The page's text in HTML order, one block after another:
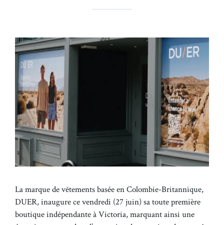
La marque de vêtements basée en Colombie-Britannique,
DUER, inaugure ce vendredi (27 juin) sa toute première
boutique indépendante à Victoria, marquant ainsi une